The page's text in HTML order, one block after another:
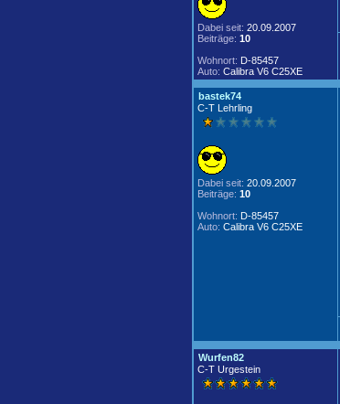
Dabei seit: 20.09.2007
Beiträge: 10
Wohnort: D-85457
Auto: Calibra V6 C25XE
bastek74
C-T Lehrling
Dabei seit: 20.09.2007
Beiträge: 10
Wohnort: D-85457
Auto: Calibra V6 C25XE
Wurfen82
C-T Urgestein